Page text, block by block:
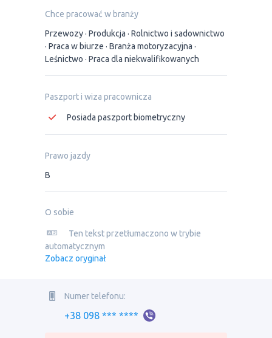
Chce pracować w branży
Przewozy Produkcja
Rolnictwo i sadownictwo
Praca w biurze
Branża motoryzacyjna
Leśnictwo
Praca dla niekwalifikowanych
Paszport i wiza pracownicza
Posiada paszport biometryczny
Prawo jazdy
B
O sobie
Ten tekst przetłumaczono w trybie
automatycznym
Zobacz oryginał
Numer telefonu:
+38 098 *** ****